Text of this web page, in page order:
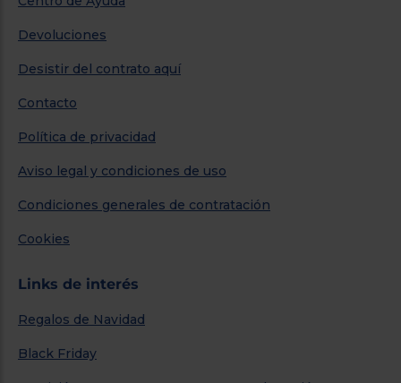
Devoluciones
Desistir del contrato aquí
Contacto
Política de privacidad
Aviso legal y condiciones de uso
Condiciones generales de contratación
Cookies
Links de interés
Regalos de Navidad
Black Friday